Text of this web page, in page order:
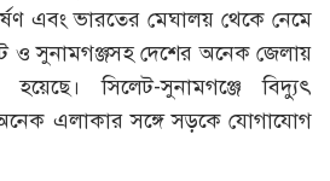
বর্ষণ এবং ভারতের মেঘালয় থেকে নেমে
ও সুনামগঞ্জসহ দেশের অনেক জেলায়
হয়েছে। সিলেট-সুনামগঞ্জে বিদ্যুৎ
অনেক এলাকার সঙ্গে সড়কে যোগাযোগ